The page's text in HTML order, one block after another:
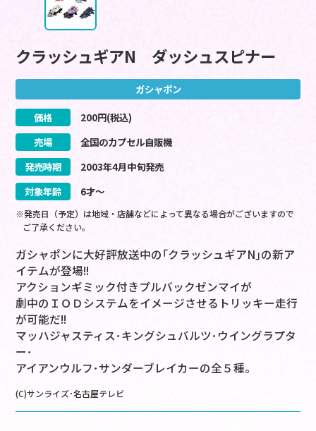
クラッシュギアN ダッシュスピナー
ガシャポン
価格 200円(税込)
売場
全国のカプセル自販機
発売時期
2003年4月中旬発売
対象年齢
6才～
※発売日（予定）は地域・店舗などによって異なる場合がございますので
ご了承ください。
ガシャポンに大好評放送中の｢クラッシュギアN｣の新ア
イテムが登場!!
アクションギミック付きプルバックゼンマイが
劇中のＩＯＤシステムをイメージさせるトリッキー走行
が可能だ!!
マッハジャスティス･キングシュバルツ･ウイングラプタ
ー･
アイアンウルフ･サンダーブレイカーの全５種。
(C)サンライズ･名古屋テレビ